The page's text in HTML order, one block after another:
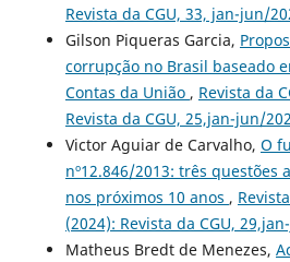
Revista da CGU, 33, jan-jun/
Gilson Piqueras Garcia,
corrupção no Brasil baseado
Contas da União , Revista da
Revista da CGU, 25,jan-jun/
Victor Aguiar de Carvalho, O
nº12.846/2013: três questões
nos próximos 10 anos ,
(2024): Revista da CGU,
Matheus Bredt de Menezes,